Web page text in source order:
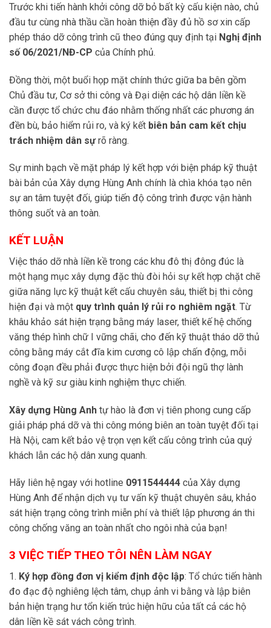
Trước khi tiến hành khởi công dỡ bỏ bất kỳ cấu kiện nào, chủ
đầu tư cùng nhà thầu cần hoàn thiện đầy đủ hồ sơ xin cấp
phép tháo dỡ công trình cũ theo đúng quy định tại Nghị định
số 06/2021/NĐ-CP của Chính phủ.
Đồng thời, một buổi họp mặt chính thức giữa ba bên gồm
Chủ đầu tư, Cơ sở thi công và Đại diện các hộ dân liền kề
cần được tổ chức chu đáo nhằm thống nhất các phương án
đền bù, bảo hiểm rủi ro, và ký kết biên bản cam kết chịu
trách nhiệm dân sựrõ ràng.
Sự minh bạch về mặt pháp lý kết hợp với biện pháp kỹ thuật
bài bản của Xây dựng Hùng Anh chính là chìa khóa tạo nên
sự an tâm tuyệt đối, giúp tiến độ công trình được vận hành
thông suốt và an toàn.
KẾT LUẬN
Việc tháo dỡ nhà liền kề trong các khu đô thị đông đúc là
một hạng mục xây dựng đặc thù đòi hỏi sự kết hợp chặt chẽ
giữa năng lực kỹ thuật kết cấu chuyên sâu, thiết bị thi công
hiện đại và một quy trình quản lý rủi ro nghiêm ngặt. Từ
khâu khảo sát hiện trạng bằng máy laser, thiết kế hệ chống
văng thép hình chữ I vững chãi, cho đến kỹ thuật tháo dỡ thủ
công bằng máy cắt đĩa kim cương cô lập chấn động, mỗi
công đoạn đều phải được thực hiện bởi đội ngũ thợ lành
nghề và kỹ sư giàu kinh nghiệm thực chiến.
Xây dựng Hùng Anh tự hào là đơn vị tiên phong cung cấp
giải pháp phá dỡ và thi công móng biên an toàn tuyệt đối tại
Hà Nội, cam kết bảo vệ trọn vẹn kết cấu công trình của quý
khách lẫn các hộ dân xung quanh.
Hãy liên hệ ngay với hotline 0911544444 của Xây dựng
Hùng Anh để nhận dịch vụ tư vấn kỹ thuật chuyên sâu, khảo
sát hiện trạng công trình miễn phí và thiết lập phương án thi
công chống văng an toàn nhất cho ngôi nhà của bạn!
3 VIỆC TIẾP THEO TÔI NÊN LÀM NGAY
1. Ký hợp đồng đơn vị kiểm định độc lập: Tổ chức tiến hành
đo đạc độ nghiêng lệch tâm, chụp ảnh vi bằng và lập biên
bản hiện trạng hư tổn kiến trúc hiện hữu của tất cả các hộ
dân liền kề sát vách công trình.